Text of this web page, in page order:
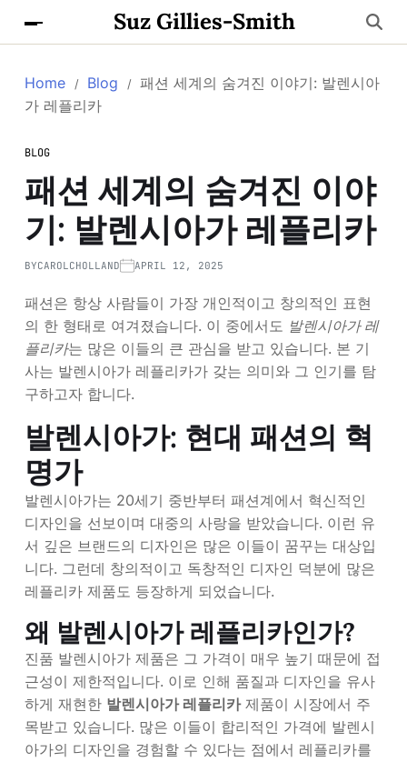
Suz Gillies-Smith
Home Blog
패션 세계의 숨겨진 이야기: 발렌시아
가 레플리카
BLOG
패션 세계의 숨겨진 이야
기: 발렌시아가 레플리카
BYCAROLCHOLLAND APRIL 12, 2025
패션은 항상 사람들이 가장 개인적이고 창의적인 표현
의 한 형태로 여겨졌습니다. 이 중에서도 발렌시아가 레
플리카는 많은 이들의 큰 관심을 받고 있습니다. 본 기
사는 발렌시아가 레플리카가 갖는 의미와 그 인기를 탐
구하고자 합니다.
발렌시아가: 현대 패션의 혁
명가
발렌시아가는 20세기 중반부터 패션계에서 혁신적인
디자인을 선보이며 대중의 사랑을 받았습니다. 이런 유
서 깊은 브랜드의 디자인은 많은 이들이 꿈꾸는 대상입
니다. 그런데 창의적이고 독창적인 디자인 덕분에 많은
레플리카 제품도 등장하게 되었습니다.
왜 발렌시아가 레플리카인가?
진품 발렌시아가 제품은 그 가격이 매우 높기 때문에 접
근성이 제한적입니다. 이로 인해 품질과 디자인을 유사
하게 재현한 발렌시아가 레플리카제품이 시장에서 주
목받고 있습니다. 많은 이들이 합리적인 가격에 발렌시
아가의 디자인을 경험할 수 있다는 점에서 레플리카를